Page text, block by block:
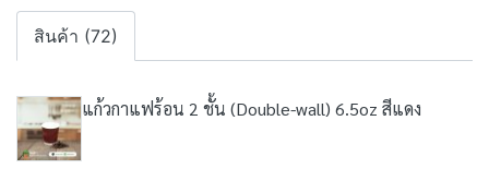
สินค้า (72)
แก้วกาแฟร้อน 2 ชั้น (Double-wall) 6.5oz สีแดง